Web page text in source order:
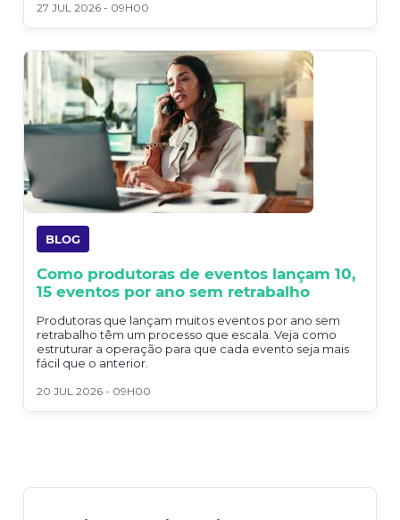
27 JUL 2026 - 09H00
BLOG
Como produtoras de eventos lançam 10,
15 eventos por ano sem retrabalho
Produtoras que lançam muitos eventos por ano sem
retrabalho têm um processo que escala. Veja como
estruturar a operação para que cada evento seja mais
fácil que o anterior.
20 JUL 2026 - 09H00